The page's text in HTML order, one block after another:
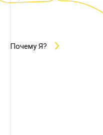
Почему Я?